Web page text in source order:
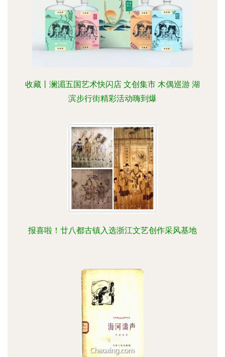
收藏丨澜湄五国艺术快闪店 文创集市 木偶巡游 湖
滨步行街精彩活动嗨到爆
报喜啦！廿八都古镇入选浙江文艺创作采风基地